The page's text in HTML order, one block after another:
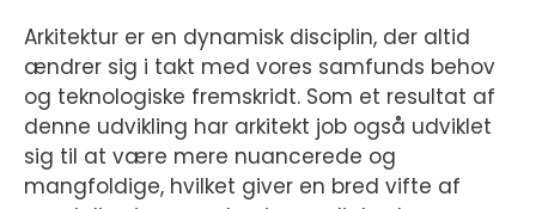
Arkitektur er en dynamisk disciplin, der altid
ændrer sig i takt med vores samfunds behov
og teknologiske fremskridt. Som et resultat af
denne udvikling har arkitekt job også udviklet
sig til at være mere nuancerede og
mangfoldige, hvilket giver en bred vifte af